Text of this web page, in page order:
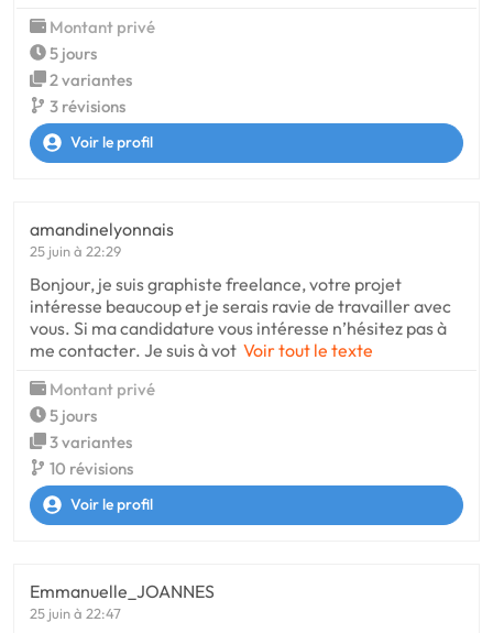
Montant privé
5 jours
2 variantes
3 révisions
Voir le profil
amandinelyonnais
25 juin à 22:29
Bonjour, je suis graphiste freelance, votre projet
intéresse beaucoup et je serais ravie de travailler avec
vous. Si ma candidature vous intéresse n’hésitez pas à
me contacter. Je suis à vot Voir tout le texte
Montant privé
5 jours
3 variantes
10 révisions
Voir le profil
Emmanuelle_JOANNES
25 juin à 22:47